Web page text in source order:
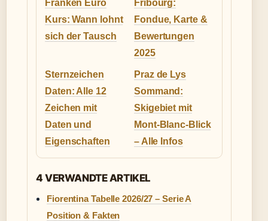
Franken Euro
Kurs: Wann lohnt
sich der Tausch
Fribourg:
Fondue, Karte &
Bewertungen
2025
Sternzeichen
Daten: Alle 12
Zeichen mit
Daten und
Eigenschaften
Praz de Lys
Sommand:
Skigebiet mit
Mont-Blanc-Blick
– Alle Infos
4 VERWANDTE ARTIKEL
Fiorentina Tabelle 2026/27 – Serie A
Position & Fakten